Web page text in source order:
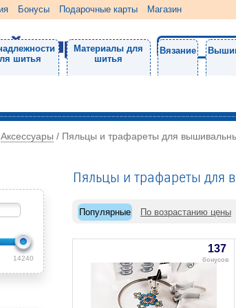
Бонусы Подарочные карты Магазин
шитья
Материалы для
шитья
Вязание
Аксессуары / Пяльцы и трафареты для
14240
Пяльцы и трафареты
Популярные По возрастанию цены
137
бонусов